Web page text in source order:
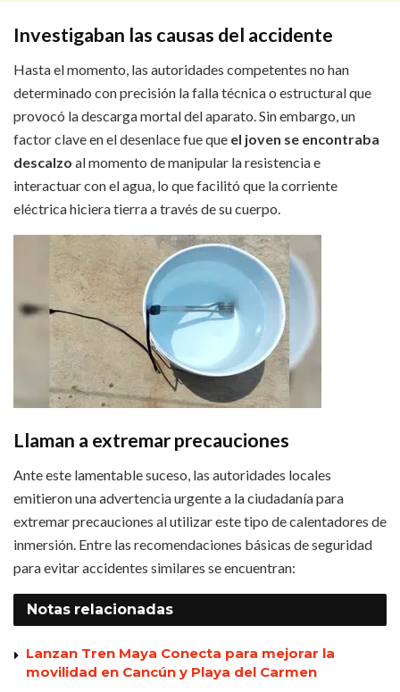
Investigaban las causas del accidente
Hasta el momento, las autoridades competentes no han
determinado con precisión la falla técnica o estructural que
provocó la descarga mortal del aparato. Sin embargo, un
factor clave en el desenlace fue que el joven se encontraba
descalzo al momento de manipular la resistencia e
interactuar con el agua, lo que facilitó que la corriente
eléctrica hiciera tierra a través de su cuerpo.
Llaman a extremar precauciones
Ante este lamentable suceso, las autoridades locales
emitieron una advertencia urgente a la ciudadanía para
extremar precauciones al utilizar este tipo de calentadores de
inmersión. Entre las recomendaciones básicas de seguridad
para evitar accidentes similares se encuentran:
Notas relacionadas
Lanzan Tren Maya Conecta para mejorar la
movilidad en Cancún y Playa del Carmen